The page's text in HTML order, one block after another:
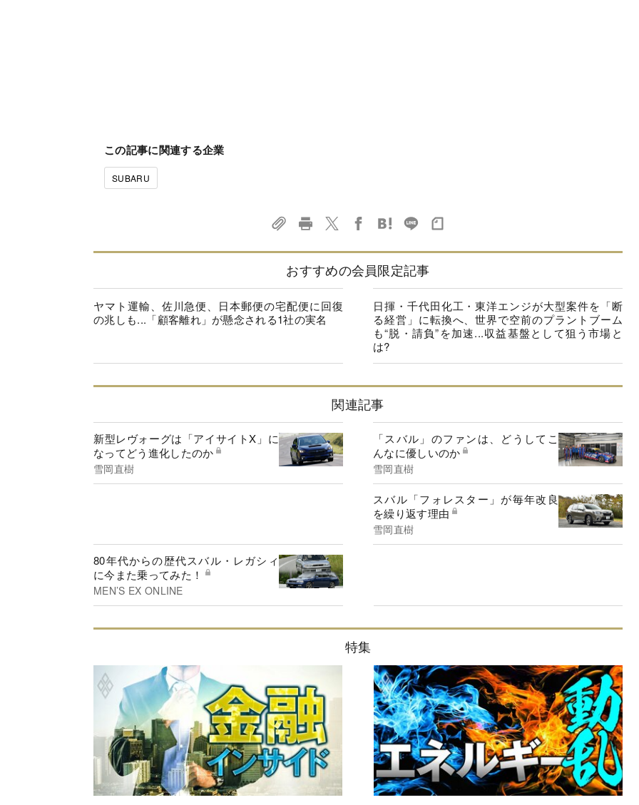
この記事に関連する企業
SUBARU
おすすめの会員限定記事
ヤマト運輸、佐川急便、日本郵便の宅配便に回復
の兆しも...「顧客離れ」が懸念される1社の実名
日揮・千代田化工・東洋エンジが大型案件を「断
る経営」に転換へ、世界で空前のプラントブーム
も“脱・請負”を加速...収益基盤として狙う市場と
は?
関連記事
新型レヴォーグは「アイサイトX」に
なってどう進化したのか
雪岡直樹
「スバル」のファンは、どうしてこ
んなに優しいのか
雪岡直樹
スバル「フォレスター」が毎年改良
を繰り返す理由
雪岡直樹
80年代からの歴代スバル・レガシィ
に今また乗ってみた！
MEN’S EX ONLINE
特集